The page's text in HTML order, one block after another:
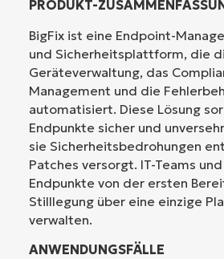
PRODUKT-
BigFix ist eine Endpoint-
und Sicherheitsplattform, die
Geräteverwaltung, das
Management und die
automatisiert. Diese Lösung
Endpunkte sicher und
sie Sicherheitsbedrohungen
Patches versorgt. IT-Teams
Endpunkte von der ersten
Stilllegung über eine einzige
verwalten.
ANWENDUNGSFÄLLE